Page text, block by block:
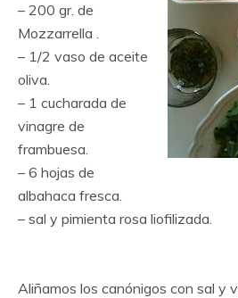
– 200 gr. de
Mozzarrella .
– 1/2 vaso de aceite
oliva.
– 1 cucharada de
vinagre de
frambuesa.
– 6 hojas de
albahaca fresca.
– sal y pimienta rosa liofilizada.
Aliñamos los canónigos con sal y